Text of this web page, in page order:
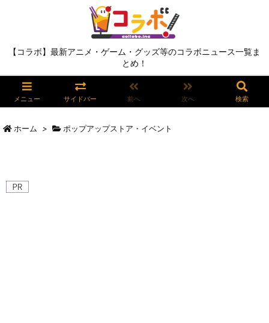
【コラボ】最新アニメ・ゲーム・グッズ等のコラボニュース一覧ま
とめ！
メニュー サイドバー 前へ 次へ 検索
ホーム > ポップアップストア・イベント